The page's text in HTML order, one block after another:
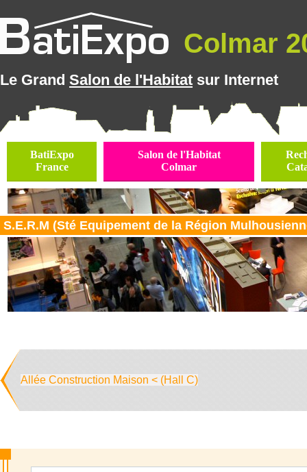
Colmar
Le Grand Salon de l'Habitat sur Internet
BatiExpo
France
Salon de l'Habitat
Colmar
S.E.R.M (Sté Equipement de la Région
Allée Construction Maison < (Hall C)